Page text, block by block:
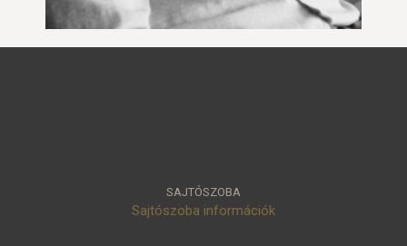
SAJTÓSZOBA
Sajtószoba információk